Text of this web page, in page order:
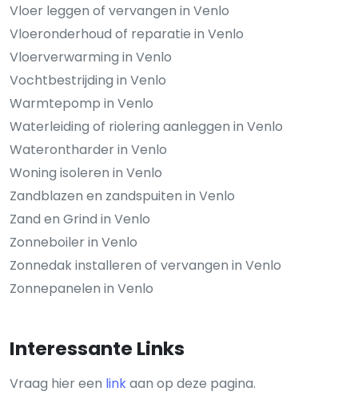
Vloer leggen of vervangen in Venlo
Vloeronderhoud of reparatie in Venlo
Vloerverwarming in Venlo
Vochtbestrijding in Venlo
Warmtepomp in Venlo
Waterleiding of riolering aanleggen in Venlo
Waterontharder in Venlo
Woning isoleren in Venlo
Zandblazen en zandspuiten in Venlo
Zand en Grind in Venlo
Zonneboiler in Venlo
Zonnedak installeren of vervangen in Venlo
Zonnepanelen in Venlo
Interessante Links
Vraag hier een linkaan op deze pagina.